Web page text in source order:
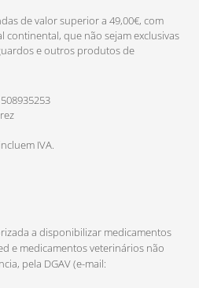
de valor superior a 49,00€, com
continental, que não sejam exclusivas
e outros produtos de
IVA.
a disponibilizar medicamentos
e medicamentos veterinários não
pela DGAV (e-mail: